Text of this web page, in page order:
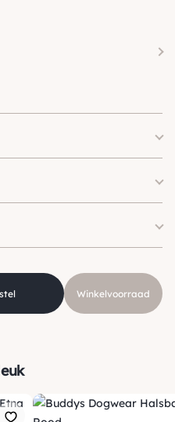
S, M, L, XL
Bruin, Wit
Winkelvoorraad